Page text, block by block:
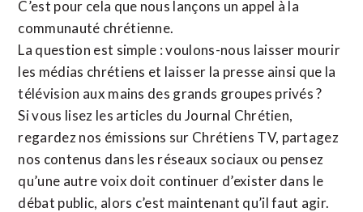
C’est pour cela que nous lançons un appel à la
communauté chrétienne.
La question est simple : voulons-nous laisser mourir
les médias chrétiens et laisser la presse ainsi que la
télévision aux mains des grands groupes privés ?
Si vous lisez les articles du Journal Chrétien,
regardez nos émissions sur Chrétiens TV, partagez
nos contenus dans les réseaux sociaux ou pensez
qu’une autre voix doit continuer d’exister dans le
débat public, alors c’est maintenant qu’il faut agir.